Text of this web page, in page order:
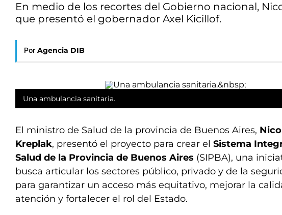
En medio de los recortes del Gobierno nacional,
que presentó el gobernador Axel Kicillof.
Por Agencia DIB
Una ambulancia sanitaria.
El ministro de Salud de la provincia de Buenos Aires,
Kreplak, presentó el proyecto para crear el Sistema
Salud de la Provincia de Buenos Aires (SIPBA), una
busca articular los sectores público, privado y de la
para garantizar un acceso más equitativo, mejorar la
atención y fortalecer el rol del Estado.